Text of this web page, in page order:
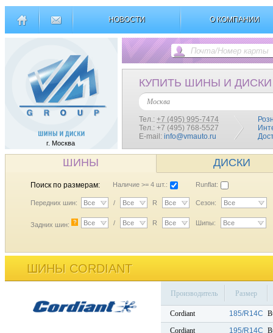
НОВОСТИ О КОМПАНИИ
г. Москва
КУПИТЬ ШИНЫ И ДИСКИ
Москва
Тел.: +7 (495) 995-7474
Тел.: +7 (495) 768-5527
E-mail: info@vmauto.ru
ШИНЫ ДИСКИ
Поиск по размерам: Наличие >= 4 шт.: Runflat:
Передних шин: Все / Все R Все Сезон: Все
Задних шин: ? Все / Все R Все Шипы: Все
ШИНЫ CORDIANT
Производитель Размер
Cordiant 185/R14C
Cordiant
195/R14C